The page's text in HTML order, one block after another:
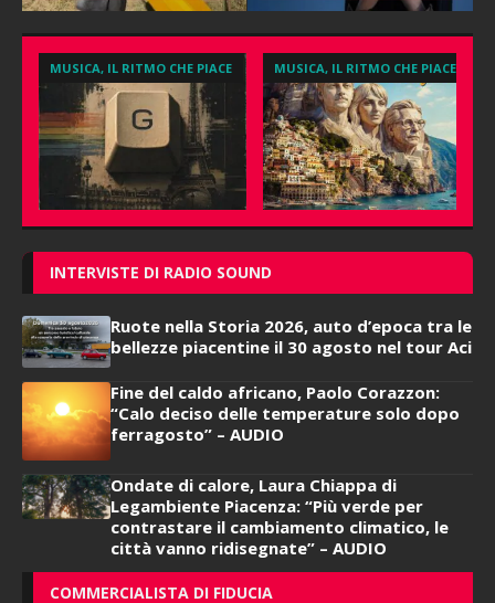
MUSICA, IL RITMO CHE PIACE MUSICA, IL RITMO CHE PIACE
INTERVISTE DI RADIO SOUND
Ruote nella Storia 2026, auto d’epoca tra le
bellezze piacentine il 30 agosto nel tour Aci
Fine del caldo africano, Paolo Corazzon:
“Calo deciso delle temperature solo dopo
ferragosto” – AUDIO
Ondate di calore, Laura Chiappa di
Legambiente Piacenza: “Più verde per
contrastare il cambiamento climatico, le
città vanno ridisegnate” – AUDIO
COMMERCIALISTA DI FIDUCIA